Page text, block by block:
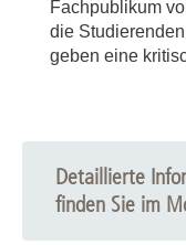
Fachpublikum
die
geben eine
Detaillierte
finden Sie im